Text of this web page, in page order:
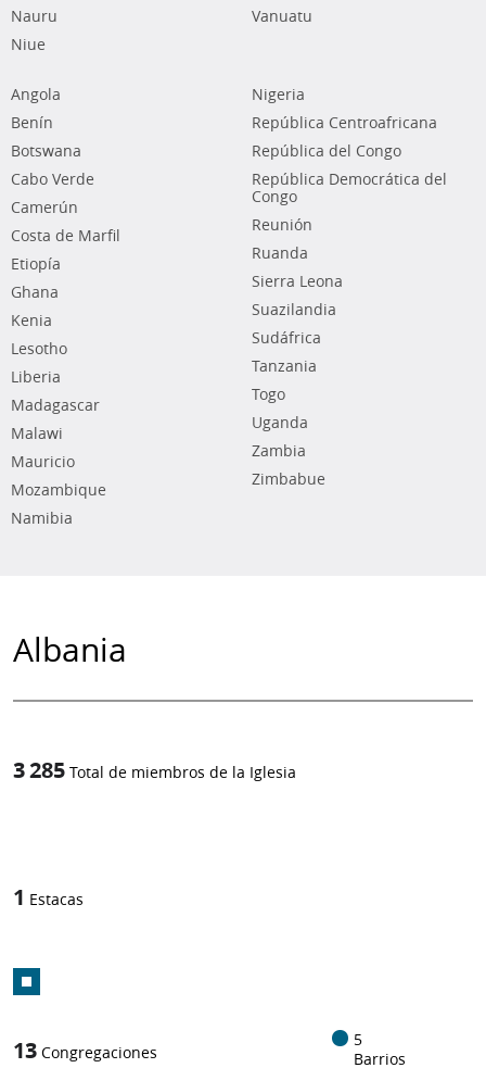
Nauru
Niue
Vanuatu
Angola
Benín
Botswana
Cabo Verde
Camerún
Costa de Marfil
Etiopía
Ghana
Kenia
Lesotho
Liberia
Madagascar
Malawi
Mauricio
Mozambique
Namibia
Nigeria
República Centroafricana
República del Congo
República Democrática del
Congo
Reunión
Ruanda
Sierra Leona
Suazilandia
Sudáfrica
Tanzania
Togo
Uganda
Zambia
Zimbabue
Albania
3 285 Total de miembros de la Iglesia
1 Estacas
13 Congregaciones
5
Barrios